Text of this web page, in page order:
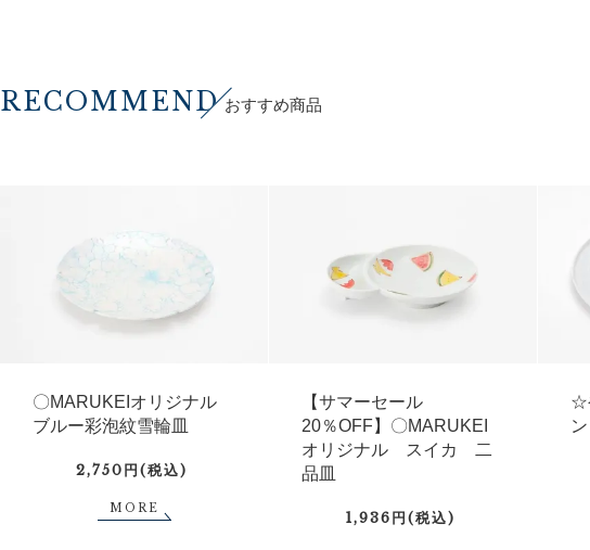
RECOMMEND おすすめ商品
〇MARUKEIオリジナル
ブルー彩泡紋雪輪皿
2,750円(税込)
MORE
【サマーセール
20％OFF】〇MARUKEI
オリジナル スイカ 二
品皿
1,936円(税込)
☆